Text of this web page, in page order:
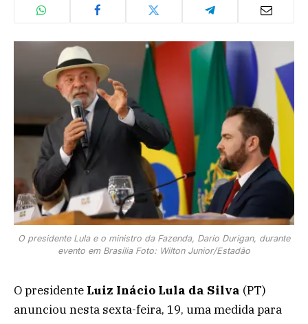
O presidente Lula e o ministro da Fazenda, Dario Durigan, durante
evento em Brasília Foto: Wilton Junior/Estadão
O presidente Luiz Inácio Lula da Silva (PT)
anunciou nesta sexta-feira, 19, uma medida para